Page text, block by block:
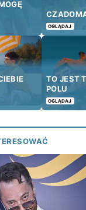
OGLĄDAJ
TO JEST
POLU
OGLĄDAJ